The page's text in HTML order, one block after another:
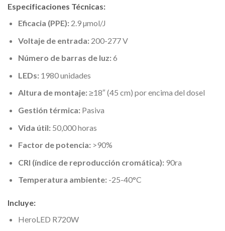
Especificaciones Técnicas:
Eficacia (PPE):2.9 µmol/J
Voltaje de entrada:200-277 V
Número de barras de luz:6
LEDs:1980 unidades
Altura de montaje:≥18″ (45 cm) por encima del dosel
Gestión térmica:Pasiva
Vida útil:50,000 horas
Factor de potencia:>90%
CRI (índice de reproducción cromática):90ra
Temperatura ambiente:-25-40°C
Incluye:
HeroLED R720W